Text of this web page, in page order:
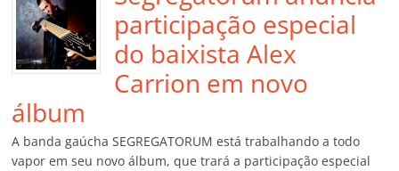
participação especial
do baixista Alex
Carrion em novo
álbum
A banda gaúcha SEGREGATORUM está trabalhando a todo
vapor em seu novo álbum, que trará a participação especial